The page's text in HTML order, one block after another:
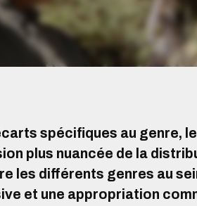
spécifiques au genre,
plus nuancée de la
les différents genres au
et une appropriation